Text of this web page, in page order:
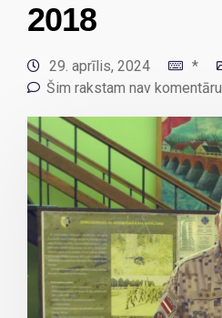
2018
29. aprīlis, 2024 *
Šim rakstam nav komentāru